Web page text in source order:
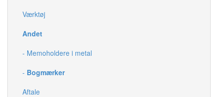
Værktøj
Andet
- Memoholdere i metal
- Bogmærker
Aftale